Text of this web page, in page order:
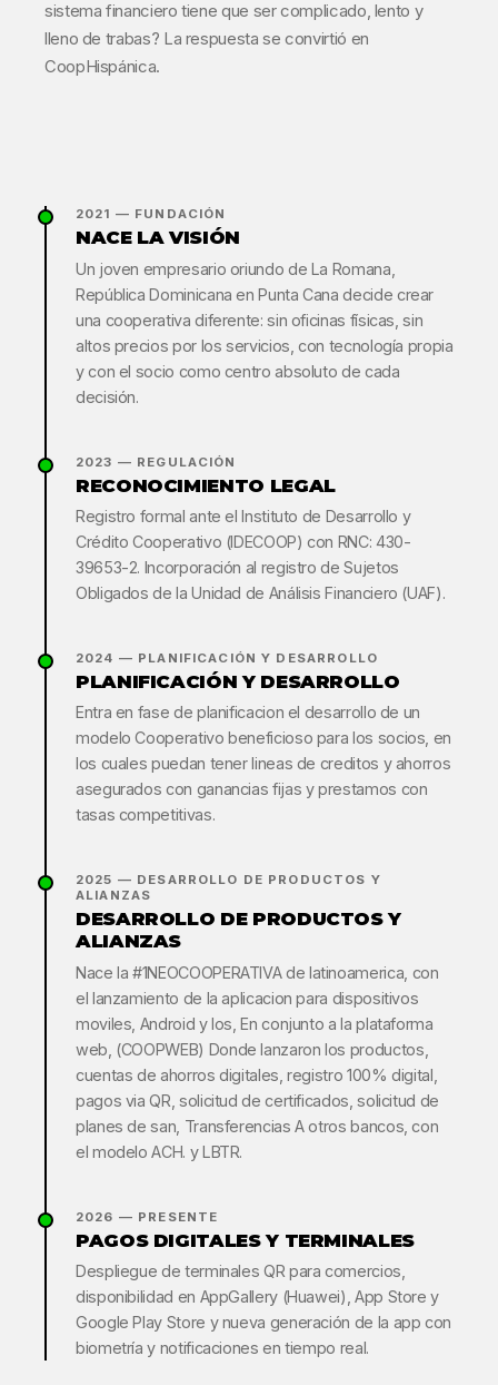
sistema financiero tiene que ser complicado, lento y
lleno de trabas? La respuesta se convirtió en
CoopHispánica.
2021 — FUNDACIÓN
NACE LA VISIÓN
Un joven empresario oriundo de La Romana,
República Dominicana en Punta Cana decide crear
una cooperativa diferente: sin oficinas físicas, sin
altos precios por los servicios, con tecnología propia
y con el socio como centro absoluto de cada
decisión.
2023 — REGULACIÓN
RECONOCIMIENTO LEGAL
Registro formal ante el Instituto de Desarrollo y
Crédito Cooperativo (IDECOOP) con RNC: 430-
39653-2. Incorporación al registro de Sujetos
Obligados de la Unidad de Análisis Financiero (UAF).
2024 — PLANIFICACIÓN Y DESARROLLO
PLANIFICACIÓN Y DESARROLLO
Entra en fase de planificacion el desarrollo de un
modelo Cooperativo beneficioso para los socios, en
los cuales puedan tener lineas de creditos y ahorros
asegurados con ganancias fijas y prestamos con
tasas competitivas.
2025 — DESARROLLO DE PRODUCTOS Y
ALIANZAS
DESARROLLO DE PRODUCTOS Y
ALIANZAS
Nace la #1NEOCOOPERATIVA de latinoamerica, con
el lanzamiento de la aplicacion para dispositivos
moviles, Android y Ios, En conjunto a la plataforma
web, (COOPWEB) Donde lanzaron los productos,
cuentas de ahorros digitales, registro 100% digital,
pagos via QR, solicitud de certificados, solicitud de
planes de san, Transferencias A otros bancos, con
el modelo ACH. y LBTR.
2026 — PRESENTE
PAGOS DIGITALES Y TERMINALES
Despliegue de terminales QR para comercios,
disponibilidad en AppGallery (Huawei), App Store y
Google Play Store y nueva generación de la app con
biometría y notificaciones en tiempo real.